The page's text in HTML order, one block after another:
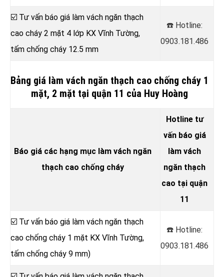
☑️ Tư vấn báo giá làm vách ngăn thạch
cao cháy 2 mặt 4 lớp KX Vĩnh Tường,
tấm chống cháy 12.5 mm
☎️ Hotline:
0903.181.486
Bảng giá làm vách ngăn thạch cao chống cháy 1
mặt, 2 mặt tại quận 11 của Huy Hoàng
Báo giá các hạng mục làm vách ngăn
thạch cao chống cháy
Hotline tư
vấn báo giá
làm vách
ngăn thạch
cao tại quận
11
☑️ Tư vấn báo giá làm vách ngăn thạch
cao chống cháy 1 mặt KX Vĩnh Tường,
tấm chống cháy 9 mm)
☎️ Hotline:
0903.181.486